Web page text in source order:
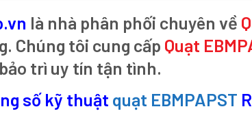
là nhà phân phối chuyên về
Chúng tôi cung cấp Quạt
trì uy tín tận tình.
số kỹ thuật quạt EBMPAPST